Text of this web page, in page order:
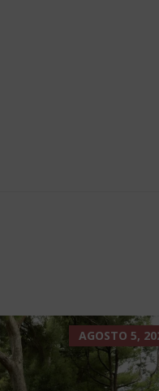
AGOSTO 5,